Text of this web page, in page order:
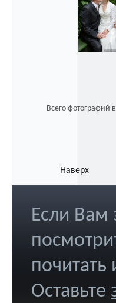
Всего фотографий
Наверх
Если Вам
почитать
Оставьте